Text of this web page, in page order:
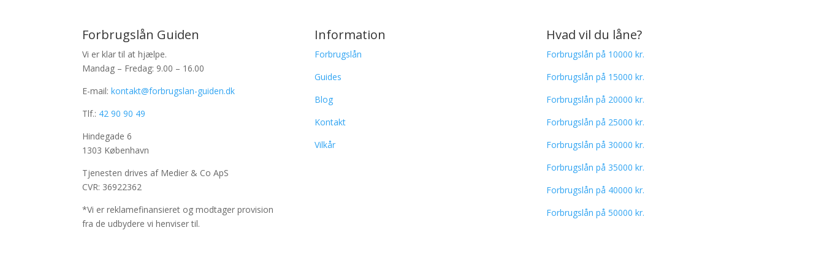
Forbrugslån Guiden
Vi er klar til at hjælpe.
Mandag – Fredag: 9.00 – 16.00
E-mail:kontakt@forbrugslan-guiden.dk
Tlf.: 42 90 90 49
Hindegade 6
1303 København
Tjenesten drives af Medier & Co ApS
CVR: 36922362
*Vi er reklamefinansieret og modtager provision
fra de udbydere vi henviser til.
Information
Forbrugslån
Guides
Blog
Kontakt
Vilkår
Hvad vil du låne?
Forbrugslån på 10000 kr.
Forbrugslån på 15000 kr.
Forbrugslån på 20000 kr.
Forbrugslån på 25000 kr.
Forbrugslån på 30000 kr.
Forbrugslån på 35000 kr.
Forbrugslån på 40000 kr.
Forbrugslån på 50000 kr.